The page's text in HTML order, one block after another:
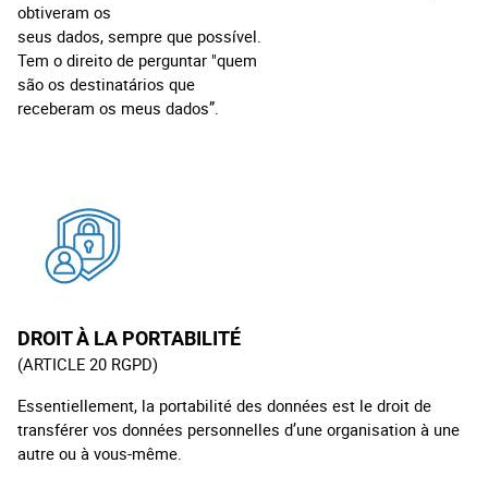
obtiveram os
seus dados, sempre que possível.
Tem o direito de perguntar "quem
são os destinatários que
receberam os meus dados”.
DROIT À LA PORTABILITÉ
(ARTICLE 20 RGPD)
Essentiellement, la portabilité des données est le droit de
transférer vos données personnelles d’une organisation à une
autre ou à vous-même.